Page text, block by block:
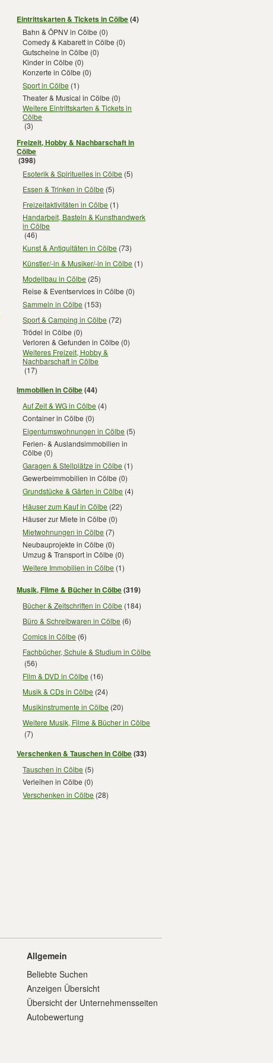
Eintrittskarten & Tickets in Cölbe(4)
Bahn & ÖPNV in Cölbe (0)
Comedy & Kabarett in Cölbe (0)
Gutscheine in Cölbe (0)
Kinder in Cölbe (0)
Konzerte in Cölbe (0)
Sport in Cölbe (1)
Theater & Musical in Cölbe (0)
Weitere Eintrittskarten & Tickets in
Cölbe
(3)
Freizeit, Hobby & Nachbarschaft in
Cölbe
(398)
Esoterik & Spirituelles in Cölbe (5)
Essen & Trinken in Cölbe (5)
Freizeitaktivitäten in Cölbe (1)
Handarbeit, Basteln & Kunsthandwerk
in Cölbe
(46)
Kunst & Antiquitäten in Cölbe (73)
Künstler/-in & Musiker/-in in Cölbe (1)
Modellbau in Cölbe (25)
Reise & Eventservices in Cölbe (0)
Sammeln in Cölbe (153)
Sport & Camping in Cölbe (72)
Trödel in Cölbe (0)
Verloren & Gefunden in Cölbe (0)
Weiteres Freizeit, Hobby &
Nachbarschaft in Cölbe
(17)
Immobilien in Cölbe(44)
Auf Zeit & WG in Cölbe (4)
Container in Cölbe (0)
Eigentumswohnungen in Cölbe (5)
Ferien- & Auslandsimmobilien in
Cölbe (0)
Garagen & Stellplätze in Cölbe (1)
Gewerbeimmobilien in Cölbe (0)
Grundstücke & Gärten in Cölbe (4)
Häuser zum Kauf in Cölbe (22)
Häuser zur Miete in Cölbe (0)
Mietwohnungen in Cölbe (7)
Neubauprojekte in Cölbe (0)
Umzug & Transport in Cölbe (0)
Weitere Immobilien in Cölbe (1)
Musik, Filme & Bücher in Cölbe(319)
Bücher & Zeitschriften in Cölbe (184)
Büro & Schreibwaren in Cölbe (6)
Comics in Cölbe (6)
Fachbücher, Schule & Studium in Cölbe
(56)
Film & DVD in Cölbe (16)
Musik & CDs in Cölbe (24)
Musikinstrumente in Cölbe (20)
Weitere Musik, Filme & Bücher in Cölbe
(7)
Verschenken & Tauschen in Cölbe(33)
Tauschen in Cölbe (5)
Verleihen in Cölbe (0)
Verschenken in Cölbe (28)
Allgemein
Beliebte Suchen
Anzeigen Übersicht
Übersicht der Unternehmensseiten
Autobewertung